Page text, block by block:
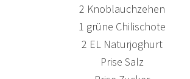
2 Knoblauchzehen
1 grüne Chilischote
2 EL Naturjoghurt
Prise Salz